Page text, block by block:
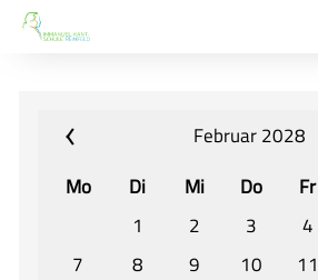
Neu hier?
Für Eltern und Schüler
Willkommen
Veranstaltungen und Termine
Februar 2028
Mo
Di Mi Do Fr
1
2 3 4
7
8 9 10 11